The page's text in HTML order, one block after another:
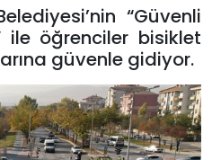
“Güvenli
ile öğrenciler bisiklet
güvenle gidiyor.